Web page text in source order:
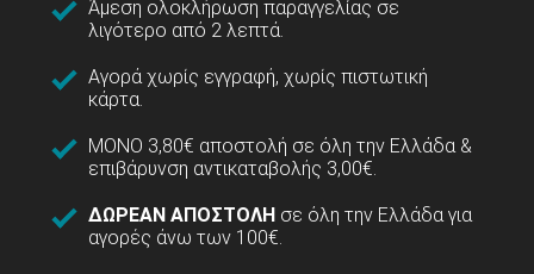
Άμεση ολοκλήρωση παραγγελίας σε
λιγότερο από 2 λεπτά.
Αγορά χωρίς εγγραφή, χωρίς πιστωτική
κάρτα.
ΜΟΝΟ 3,80€ αποστολή σε όλη την Ελλάδα &
επιβάρυνση αντικαταβολής 3,00€.
ΔΩΡΕΑΝ ΑΠΟΣΤΟΛΗ σε όλη την Ελλάδα για
αγορές άνω των 100€.